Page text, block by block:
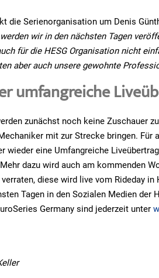
die Serienorganisation um Denis
wir in den nächsten Tagen
für die HESG Organisation nicht
aber auch unsere gewohnte
umfangreiche
zunächst noch keine Zuschauer
mit zur Strecke bringen. Für
wieder eine Umfangreiche
dazu wird auch am kommenden
diese wird live vom Rideday in
Tagen in den Sozialen Medien der
Germany sind jederzeit unter